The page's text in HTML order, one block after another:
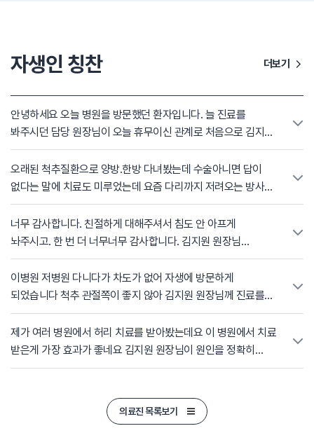
자생인 칭찬 더보기
안녕하세요 오늘 병원을 방문했던 환자입니다. 늘 진료를
봐주시던 담당 원장님이 오늘 휴무이신 관계로 처음으로 김지원
원장님께 치료를 받게 되었습니다. 치료 과정에서 환자의 자세가
불편하진 않을까 끊임없이 살피고 배려해 주시는 김지원
원장님의 모습에 깊은 인상을 받았습니다. 작은 부분 하나까지
신경 써주시는 다정한 진료 덕분에 긴장하지 않고 편안하게
치료를 마칠 수 있었습니다. 무엇보다 치료를 받고 나니 그동안
있던 통증이 많이 사라진 것 같아 더욱 감사한 마음이
게시판에 글을 남깁니다. 김지원 원장님 정말 감사합니다!
오래된 척추질환으로 양방.한방 다녀봤는데 수술아니면 답이
없다는 말에 치료도 미루었는데 요즘 다리까지 저려오는 방사통
때문에 지원원장님을 만나고 부터는 자상하고 섬세한 치료
덕분에 나날이 좋아지는 느낌에 감사함을 전합니다. 늘
건강하시고 밝은 웃음으로 환자 대하시는 모습에 다시한번
감사드립니다.
너무 감사합니다. 친절하게 대해주셔서 침도 안 아프게
놔주시고. 한 번 더 너무너무 감사합니다. 김지원 원장님
칭찬합니다. 많이 많이 칭찬합니다
이병원 저병원 다니다가 차도가 없어 자생에 방문하게
되었습니다 척추 관절쪽이 좋지 않아 김지원 원장님께 진료를
받았는데
다닌 병원들중에 가장 꼼꼼히 설명을 잘해주셔서 제 몸상태를 잘
알수있었고 치료도 꼼꼼히 해주셔서 침맞은 첫날은 뻐근했지만
다음날 아침에 목디스크 진단후 첨으로 가볍게 일어났습니다
마법같았습니다 진작 김지원 선생님께 진료 받았음 좋았을껄
제가 여러 병원에서 허리 치료를 받아봤는데요 이 병원에서 치료
받은게 가장 효과가 좋네요 김지원 원장님이 원인을 정확히
찾으시고 정확하게 치료해주셔서 치료가 된것 같아요
의료진 목록보기